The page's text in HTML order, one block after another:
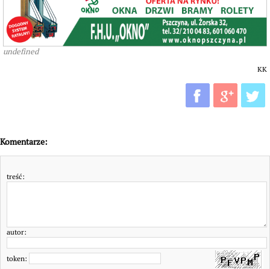
undefined
KK
Komentarze:
treść:
autor:
token: